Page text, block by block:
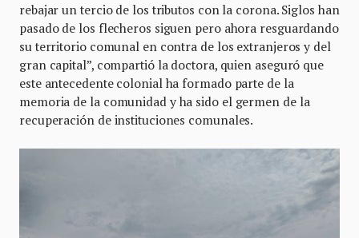
rebajar un tercio de los tributos con la corona. Siglos han
pasado de los flecheros siguen pero ahora resguardando
su territorio comunal en contra de los extranjeros y del
gran capital”, compartió la doctora, quien aseguró que
este antecedente colonial ha formado parte de la
memoria de la comunidad y ha sido el germen de la
recuperación de instituciones comunales.